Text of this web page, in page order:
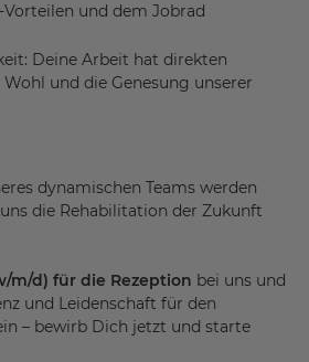
und dem Jobrad
Deine Arbeit hat direkten
Wohl und die Genesung unserer
dynamischen Teams werden
die Rehabilitation der Zukunft
m/d) für die Rezeption bei uns und
und Leidenschaft für den
– bewirb Dich jetzt und starte